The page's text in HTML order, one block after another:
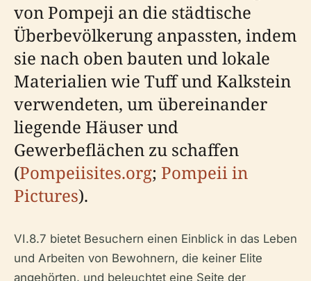
von Pompeji an die städtische
Überbevölkerung anpassten, indem
sie nach oben bauten und lokale
Materialien wie Tuff und Kalkstein
verwendeten, um übereinander
liegende Häuser und
Gewerbeflächen zu schaffen
(Pompeiisites.org; Pompeii in
Pictures).
VI.8.7 bietet Besuchern einen Einblick in das Leben
und Arbeiten von Bewohnern, die keiner Elite
angehörten, und beleuchtet eine Seite der